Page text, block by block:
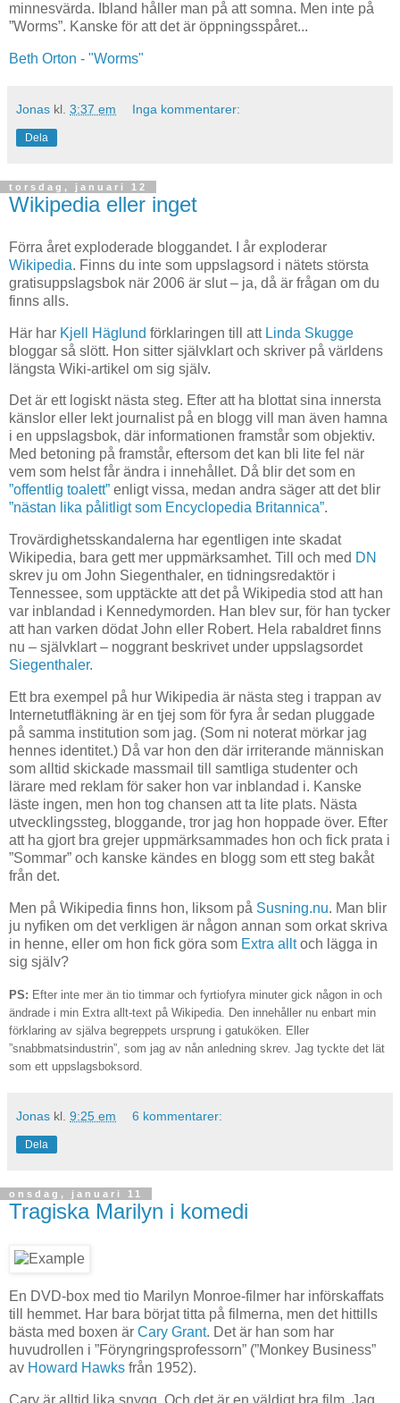
minnesvärda. Ibland håller man på att somna. Men inte på
”Worms”. Kanske för att det är öppningsspåret...
Beth Orton - "Worms"
Jonas kl. 3:37 em Inga kommentarer:
Dela
torsdag, januari 12
Wikipedia eller inget
Förra året exploderade bloggandet. I år exploderar
Wikipedia. Finns du inte som uppslagsord i nätets största
gratisuppslagsbok när 2006 är slut – ja, då är frågan om du
finns alls.
Här har Kjell Häglund förklaringen till att Linda Skugge
bloggar så slött. Hon sitter självklart och skriver på världens
längsta Wiki-artikel om sig själv.
Det är ett logiskt nästa steg. Efter att ha blottat sina innersta
känslor eller lekt journalist på en blogg vill man även hamna
i en uppslagsbok, där informationen framstår som objektiv.
Med betoning på framstår, eftersom det kan bli lite fel när
vem som helst får ändra i innehållet. Då blir det som en
”offentlig toalett” enligt vissa, medan andra säger att det blir
”nästan lika pålitligt som Encyclopedia Britannica”.
Trovärdighetsskandalerna har egentligen inte skadat
Wikipedia, bara gett mer uppmärksamhet. Till och med DN
skrev ju om John Siegenthaler, en tidningsredaktör i
Tennessee, som upptäckte att det på Wikipedia stod att han
var inblandad i Kennedymorden. Han blev sur, för han tycker
att han varken dödat John eller Robert. Hela rabaldret finns
nu – självklart – noggrant beskrivet under uppslagsordet
Siegenthaler.
Ett bra exempel på hur Wikipedia är nästa steg i trappan av
Internetutfläkning är en tjej som för fyra år sedan pluggade
på samma institution som jag. (Som ni noterat mörkar jag
hennes identitet.) Då var hon den där irriterande människan
som alltid skickade massmail till samtliga studenter och
lärare med reklam för saker hon var inblandad i. Kanske
läste ingen, men hon tog chansen att ta lite plats. Nästa
utvecklingssteg, bloggande, tror jag hon hoppade över. Efter
att ha gjort bra grejer uppmärksammades hon och fick prata i
”Sommar” och kanske kändes en blogg som ett steg bakåt
från det.
Men på Wikipedia finns hon, liksom på Susning.nu. Man blir
ju nyfiken om det verkligen är någon annan som orkat skriva
in henne, eller om hon fick göra som Extra alltoch lägga in
sig själv?
PS: Efter inte mer än tio timmar och fyrtiofyra minuter gick någon in och
ändrade i min Extra allt-text på Wikipedia. Den innehåller nu enbart min
förklaring av själva begreppets ursprung i gatuköken. Eller
”snabbmatsindustrin”, som jag av nån anledning skrev. Jag tyckte det lät
som ett uppslagsboksord.
Jonas kl. 9:25 em 6 kommentarer:
Dela
onsdag, januari 11
Tragiska Marilyn i komedi
En DVD-box med tio Marilyn Monroe-filmer har införskaffats
till hemmet. Har bara börjat titta på filmerna, men det hittills
bästa med boxen är Cary Grant. Det är han som har
huvudrollen i ”Föryngringsprofessorn” (”Monkey Business”
av Howard Hawks från 1952).
Cary är alltid lika snygg. Och det är en väldigt bra film. Jag